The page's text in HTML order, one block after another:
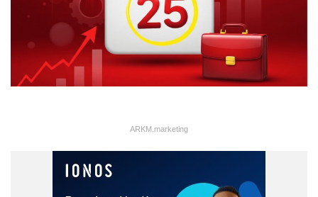
Anabel Ternès und Julian Maar. Beide kennen sich bereits aus
einigen gemeinsamen Projekten und blicken auf langjährige
Erfahrungen in der Startup-Branche zurück. Sie verbindet das
Bedürfnis, ein Geschäftsmodell zu entwickeln, das zur
Schonung der Ressourcen beiträgt. Die Idee zu CoCarrier
er dort ankam, musste er feststellen, dass er den Anzug für sein
Job-Interview am nächsten Morgen zu Hause vergessen hatte.
Julian Maar überlegte daraufhin mit Anabel Ternès, wie die
Alternative zu klassischen Kurier-und Paketdiensten aussehen
ARKM.marketing